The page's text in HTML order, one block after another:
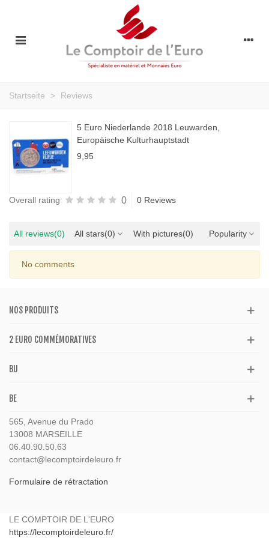
Startseite > Reviews
5 Euro Niederlande 2018 Leuwarden,
Europäische Kulturhauptstadt
9,95
Overall rating 0 0 Reviews
All reviews(0) All stars(0) With pictures(0) Popularity
No comments
NOS PRODUITS
2 EURO COMMÉMORATIVES
BU
BE
565, Avenue du Prado
13008 MARSEILLE
06.40.90.50.63
contact@lecomptoirdeleuro.fr
Formulaire de rétractation
LE COMPTOIR DE L'EURO
https://lecomptoirdeleuro.fr/